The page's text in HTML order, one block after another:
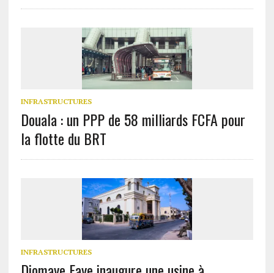
INFRASTRUCTURES
Douala : un PPP de 58 milliards FCFA pour
la flotte du BRT
INFRASTRUCTURES